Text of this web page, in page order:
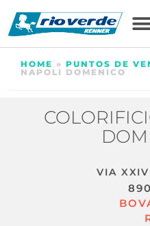
HOME » PUNTOS DE
NAPOLI DOMENICO
VIA